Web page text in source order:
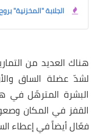
الجلابة "المخزنية"
هناك العديد من
لشدّ عضلة الساق
البشرة المترهّل في
القفز في المكان
فعّال أيضاً في إعطاء